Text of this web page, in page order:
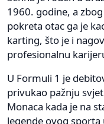
1960. godine, a
pokreta otac ga je
karting, što je i
profesionalnu
U Formuli 1 je
privukao pažnju
Monaca kada je na
legende ovog